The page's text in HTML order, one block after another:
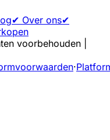
✔ Over ons✔
voorbehouden |
·